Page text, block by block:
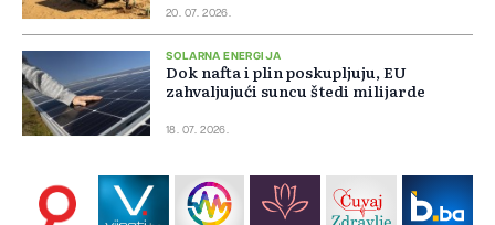
20. 07. 2026.
SOLARNA ENERGIJA
Dok nafta i plin poskupljuju, EU
zahvaljujući suncu štedi milijarde
18. 07. 2026.